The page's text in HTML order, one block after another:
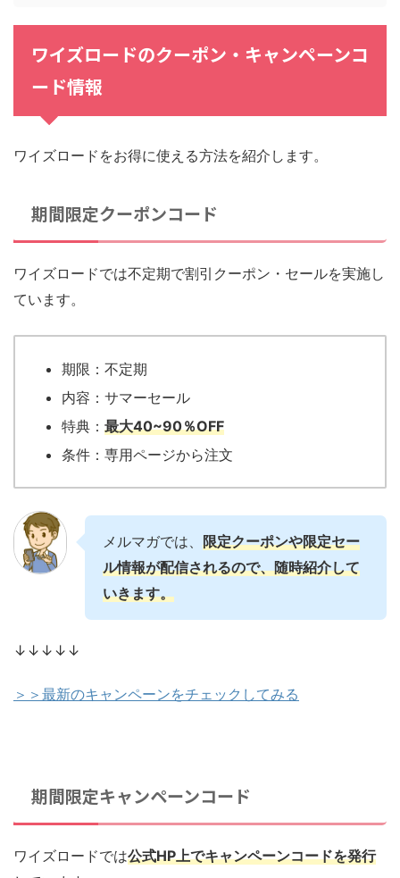
ワイズロードのクーポン・キャンペーンコ
ード情報
ワイズロードをお得に使える方法を紹介します。
期間限定クーポンコード
ワイズロードでは不定期で割引クーポン・セールを実施し
ています。
期限：不定期
内容：サマーセール
特典： 最大40~90％OFF
条件：専用ページから注文
メルマガでは、 限定クーポンや限定セー
ル情報が配信されるので、随時紹介して
いきます。
↓↓↓↓↓
＞＞最新のキャンペーンをチェックしてみる
期間限定キャンペーンコード
ワイズロードでは公式HP上でキャンペーンコードを発行